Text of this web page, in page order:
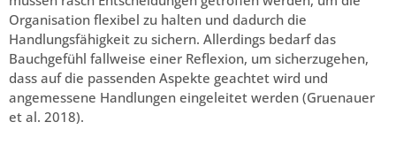
Organisation flexibel zu halten und dadurch die
Handlungsfähigkeit zu sichern. Allerdings bedarf das
Bauchgefühl fallweise einer Reflexion, um sicherzugehen,
dass auf die passenden Aspekte geachtet wird und
angemessene Handlungen eingeleitet werden (Gruenauer
et al. 2018).